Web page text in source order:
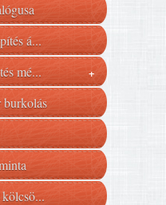
á...
mé...
+